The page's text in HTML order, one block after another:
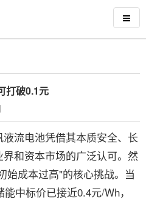
打破0.1元
流电池凭借其本质安全、长
和资本市场的广泛认可。然
始成本过高"的核心挑战。当
中标价已接近0.4元/Wh，